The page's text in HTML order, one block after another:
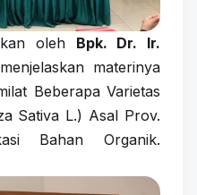
oleh Bpk. Dr. Ir.
materinya
Beberapa Varietas
Sativa L.) Asal Prov.
Bahan Organik.